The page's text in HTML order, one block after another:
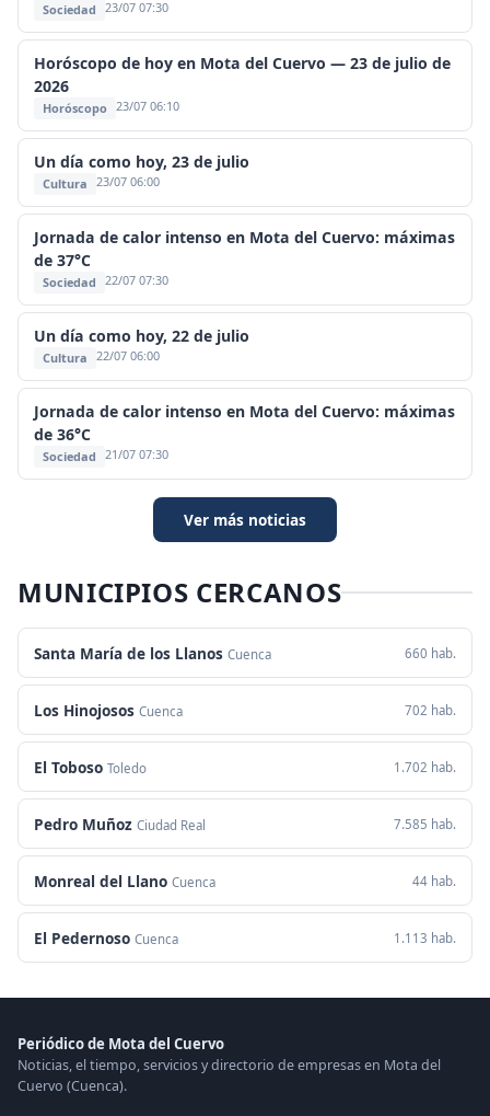
Sociedad 23/07 07:30
Horóscopo de hoy en Mota del Cuervo — 23 de julio de
2026
Horóscopo 23/07 06:10
Un día como hoy, 23 de julio
Cultura 23/07 06:00
Jornada de calor intenso en Mota del Cuervo: máximas
de 37°C
Sociedad 22/07 07:30
Un día como hoy, 22 de julio
Cultura 22/07 06:00
Jornada de calor intenso en Mota del Cuervo: máximas
de 36°C
Sociedad 21/07 07:30
Ver más noticias
MUNICIPIOS CERCANOS
Santa María de los Llanos Cuenca 660 hab.
Los Hinojosos Cuenca 702 hab.
El Toboso Toledo 1.702 hab.
Pedro Muñoz Ciudad Real 7.585 hab.
Monreal del Llano Cuenca 44 hab.
El Pedernoso Cuenca 1.113 hab.
Periódico de Mota del Cuervo
Noticias, el tiempo, servicios y directorio de empresas en Mota del
Cuervo (Cuenca).